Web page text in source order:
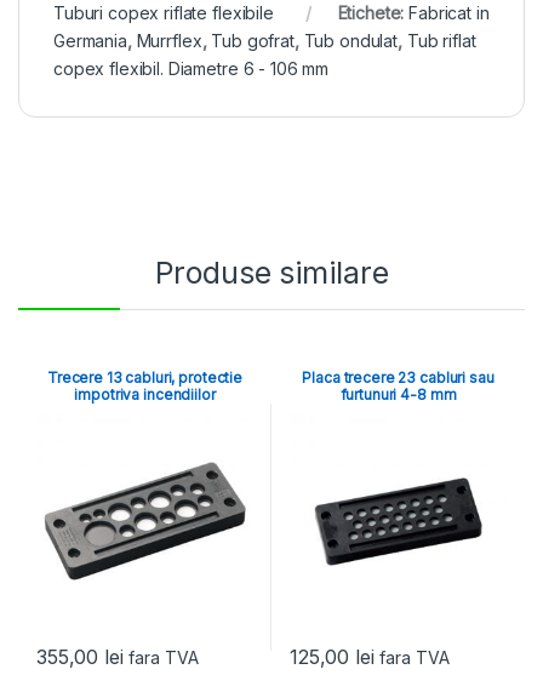
Tuburi copex riflate flexibile
Etichete:Fabricat in
Germania, Murrflex, Tub gofrat, Tub ondulat, Tub riflat
copex flexibil. Diametre 6 - 106 mm
Produse similare
Trecere 13 cabluri, protectie
impotriva incendiilor
355,00 lei fara TVA
Placa trecere 23 cabluri sau
furtunuri 4-8 mm
125,00 lei fara TVA